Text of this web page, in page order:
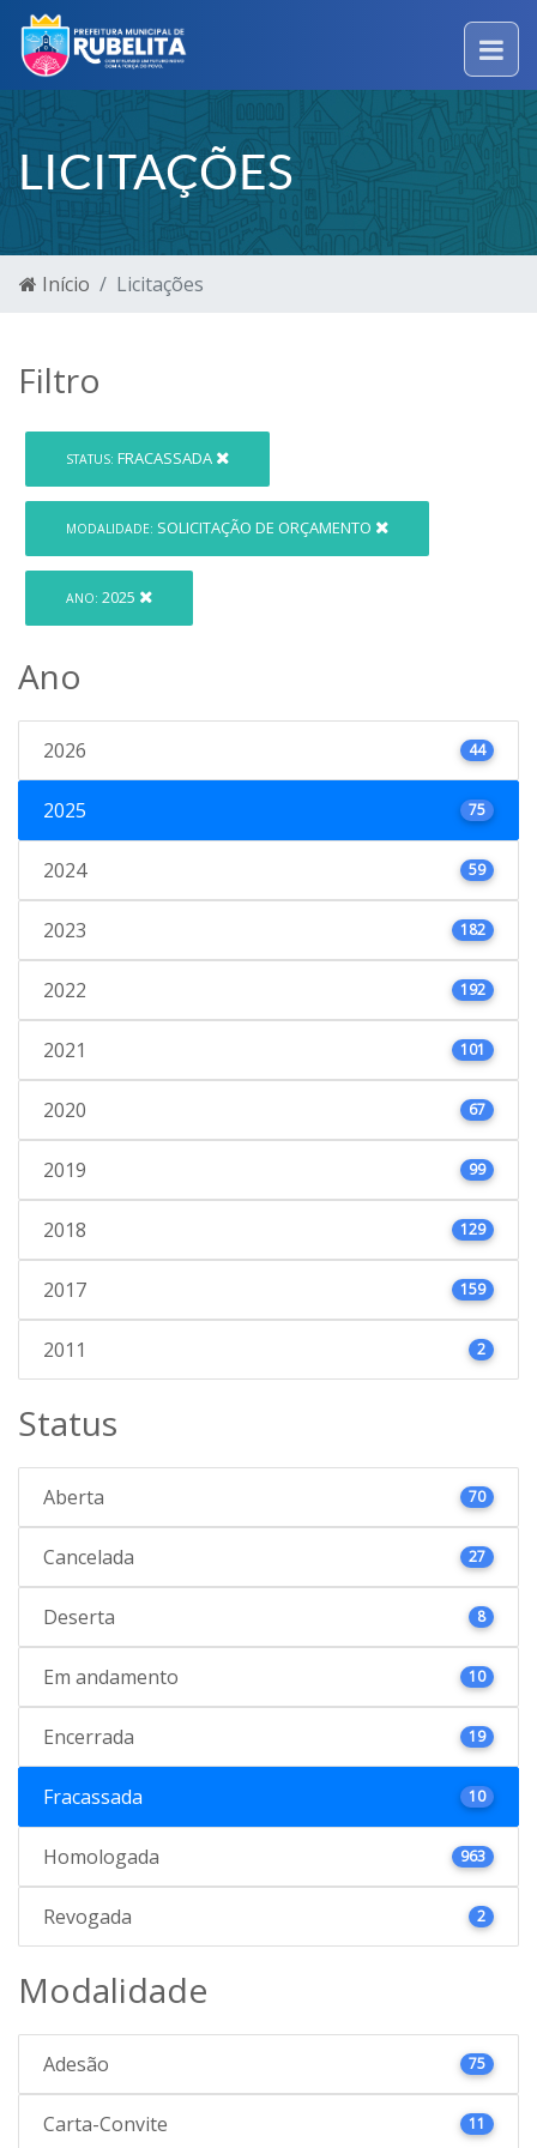
LICITAÇÕES
Início Licitações
Filtro
STATUS: FRACASSADA
MODALIDADE: SOLICITAÇÃO DE ORÇAMENTO
ANO: 2025
Ano
2026 44
2025 75
2024 59
2023 182
2022 192
2021 101
2020 67
2019 99
2018 129
2017 159
2011 2
Status
Aberta 70
Cancelada 27
Deserta 8
Em andamento 10
Encerrada 19
Fracassada 10
Homologada 963
Revogada 2
Modalidade
Adesão 75
Carta-Convite 11